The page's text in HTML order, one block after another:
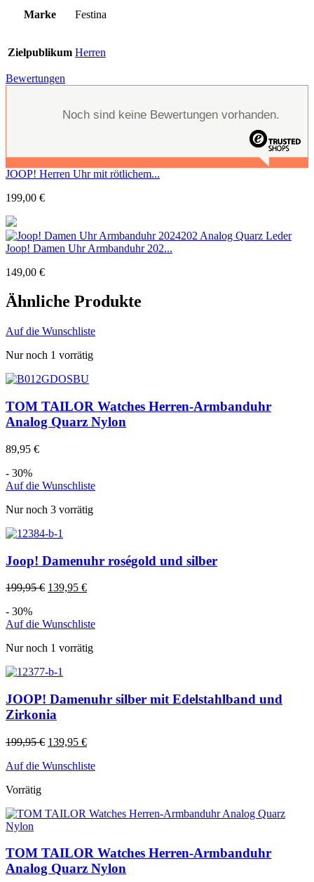
Marke Festina
Zielpublikum Herren
Bewertungen
Noch sind keine Bewertungen vorhanden.
JOOP! Herren Uhr mit rötlichem...
199,00 €
Joop! Damen Uhr Armbanduhr 202...
149,00 €
Ähnliche Produkte
Auf die Wunschliste
Nur noch 1 vorrätig
TOM TAILOR Watches Herren-Armbanduhr
Analog Quarz Nylon
89,95 €
- 30%
Auf die Wunschliste
Nur noch 3 vorrätig
Joop! Damenuhr roségold und silber
199,95€ 139,95 €
- 30%
Auf die Wunschliste
Nur noch 1 vorrätig
JOOP! Damenuhr silber mit Edelstahlband und
Zirkonia
199,95€ 139,95 €
Auf die Wunschliste
Vorrätig
TOM TAILOR Watches Herren-Armbanduhr
Analog Quarz Nylon